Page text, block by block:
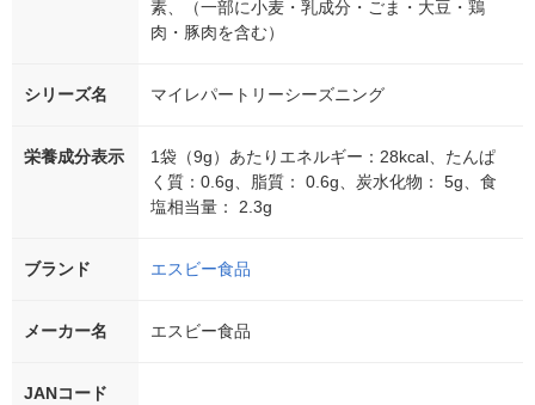
素、（一部に小麦・乳成分・ごま・大豆・鶏
肉・豚肉を含む）
シリーズ名 マイレパートリーシーズニング
栄養成分表示
1袋（9g）あたりエネルギー：28kcal、たんぱ
く質：0.6g、脂質： 0.6g、炭水化物： 5g、食
塩相当量： 2.3g
ブランド エスビー食品
メーカー名 エスビー食品
JANコード